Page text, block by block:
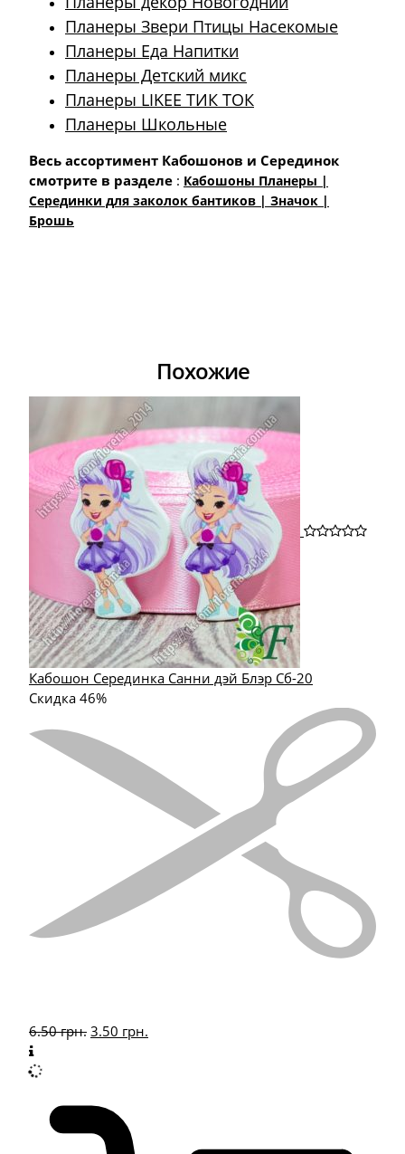
Планеры Звери Птицы Насекомые
Планеры Еда Напитки
Планеры Детский микс
Планеры LIKEE ТИК ТОК
Планеры Школьные
Весь ассортимент Кабошонов и Серединок
смотрите в разделе : Кабошоны Планеры |
Cерединки для заколок бантиков | Значок |
Брошь
Похожие
Кабошон Серединка Санни дэй Блэр Сб-20
Скидка 46%
6.50грн. 3.50 грн.